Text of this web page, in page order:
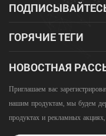
ГОРЯЧИЕ ТЕГИ
НОВОСТНАЯ
Приглашаем вас
нашим продуктам, мы будем
продуктах и ​​рекламных